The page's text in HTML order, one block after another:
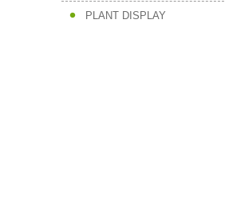
PLANT DISPLAY